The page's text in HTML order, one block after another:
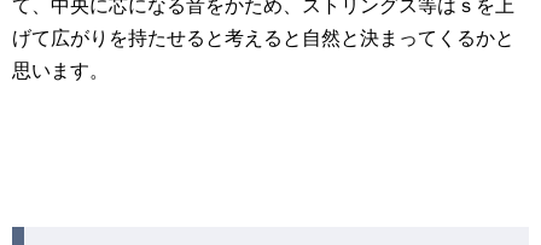
て、中央に芯になる音をかため、ストリングス等はｓを上
げて広がりを持たせると考えると自然と決まってくるかと
思います。